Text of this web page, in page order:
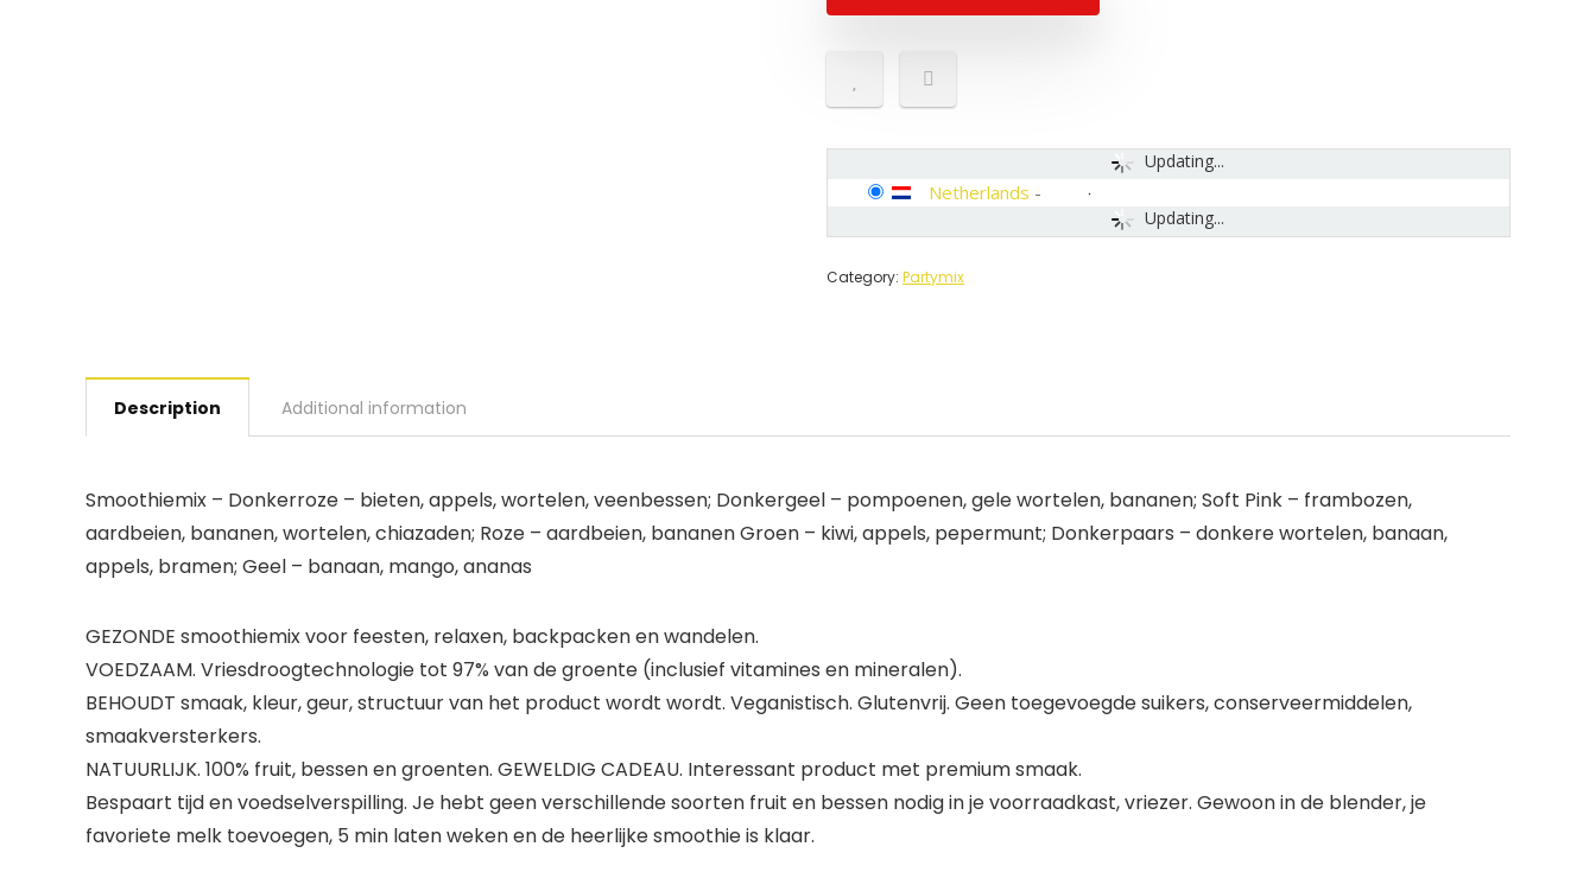
Updating...
Updating...
Netherlands -
Category: Partymix
Description Additional information
Smoothiemix – Donkerroze – bieten, appels, wortelen, veenbessen; Donkergeel – pompoenen, gele wortelen, bananen; Soft Pink – frambozen,
aardbeien, bananen, wortelen, chiazaden; Roze – aardbeien, bananen Groen – kiwi, appels, pepermunt; Donkerpaars – donkere wortelen, banaan,
appels, bramen; Geel – banaan, mango, ananas
GEZONDE smoothiemix voor feesten, relaxen, backpacken en wandelen.
VOEDZAAM. Vriesdroogtechnologie tot 97% van de groente (inclusief vitamines en mineralen).
BEHOUDT smaak, kleur, geur, structuur van het product wordt wordt. Veganistisch. Glutenvrij. Geen toegevoegde suikers, conserveermiddelen,
smaakversterkers.
NATUURLIJK. 100% fruit, bessen en groenten. GEWELDIG CADEAU. Interessant product met premium smaak.
Bespaart tijd en voedselverspilling. Je hebt geen verschillende soorten fruit en bessen nodig in je voorraadkast, vriezer. Gewoon in de blender, je
favoriete melk toevoegen, 5 min laten weken en de heerlijke smoothie is klaar.